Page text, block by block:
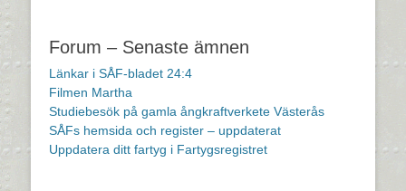
Forum – Senaste ämnen
Länkar i SÅF-bladet 24:4
Filmen Martha
Studiebesök på gamla ångkraftverkete Västerås
SÅFs hemsida och register – uppdaterat
Uppdatera ditt fartyg i Fartygsregistret